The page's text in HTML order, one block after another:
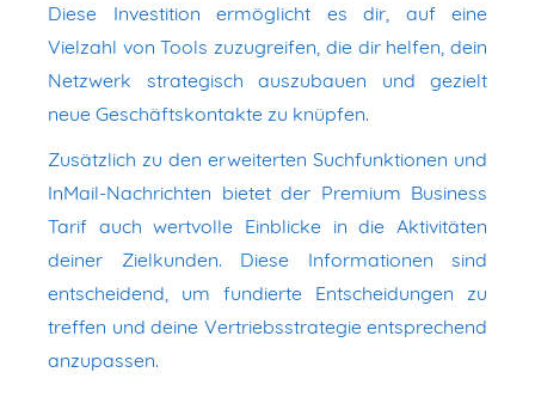
Diese Investition ermöglicht es dir, auf eine
Vielzahl von Tools zuzugreifen, die dir helfen, dein
Netzwerk strategisch auszubauen und gezielt
neue Geschäftskontakte zu knüpfen.
Zusätzlich zu den erweiterten Suchfunktionen und
InMail-Nachrichten bietet der Premium Business
Tarif auch wertvolle Einblicke in die Aktivitäten
deiner Zielkunden. Diese Informationen sind
entscheidend, um fundierte Entscheidungen zu
treffen und deine Vertriebsstrategie entsprechend
anzupassen.